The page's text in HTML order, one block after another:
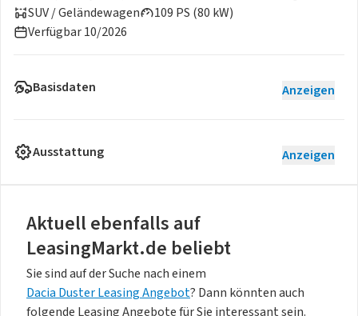
109 PS (80 kW)
SUV / Geländewagen
Verfügbar 10/2026
Basisdaten Anzeigen
Ausstattung Anzeigen
Aktuell ebenfalls auf
LeasingMarkt.de beliebt
Sie sind auf der Suche nach einem
Dacia Duster Leasing Angebot? Dann könnten auch
folgende Leasing Angebote für Sie interessant sein.